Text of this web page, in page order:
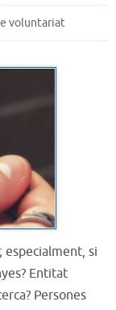
voluntariat
especialment, si
Entitat
Persones